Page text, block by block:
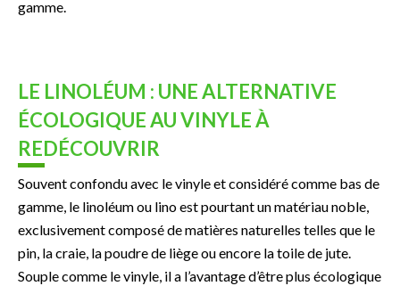
gamme.
LE LINOLÉUM : UNE ALTERNATIVE
ÉCOLOGIQUE AU VINYLE À
REDÉCOUVRIR
Souvent confondu avec le vinyle et considéré comme bas de
gamme, le linoléum ou lino est pourtant un matériau noble,
exclusivement composé de matières naturelles telles que le
pin, la craie, la poudre de liège ou encore la toile de jute.
Souple comme le vinyle, il a l’avantage d’être plus écologique